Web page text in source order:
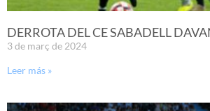
DERROTA DEL CE SABADELL
3 de març de 2024
Leer más »